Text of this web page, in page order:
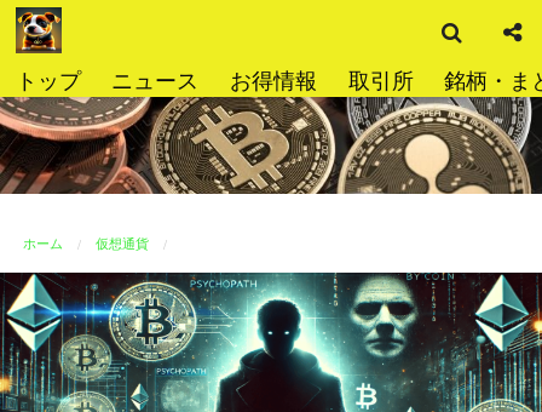
コ
ン
ン
ツ
へ
ス
プ
トップ ニュース お得情報 取引所 銘柄・ま
索
ホーム 仮想通貨